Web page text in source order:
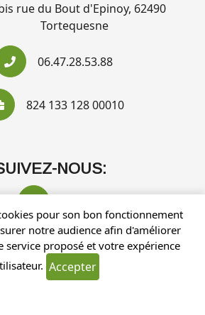
rue du Bout d'Epinoy, 62490
Tortequesne
06.47.28.53.88
824 133 128 00010
NOUS:
fréquentes
pour son bon fonctionnement
notre audience afin d'améliorer
service proposé et votre expérience
Accepter